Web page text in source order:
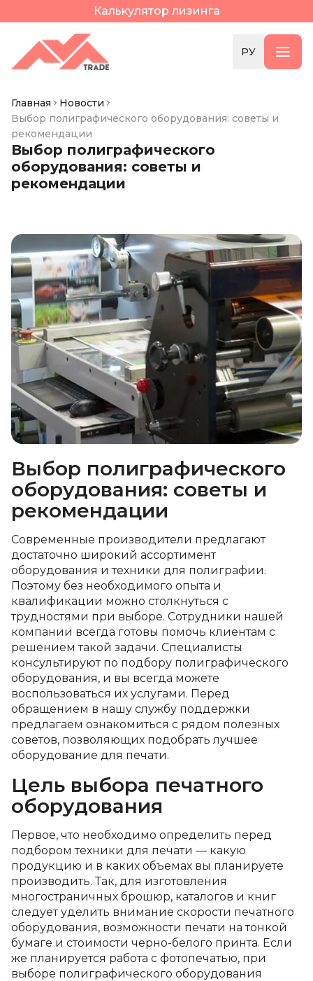
Калькулятор лизинга
РУ
Главная
Новости
Выбор полиграфического оборудования: советы и
рекомендации
Выбор полиграфического
оборудования: советы и
рекомендации
Выбор полиграфического
оборудования: советы и
рекомендации
Современные производители предлагают
достаточно широкий ассортимент
оборудования и техники для полиграфии.
Поэтому без необходимого опыта и
квалификации можно столкнуться с
трудностями при выборе. Сотрудники нашей
компании всегда готовы помочь клиентам с
решением такой задачи. Специалисты
консультируют по подбору полиграфического
оборудования, и вы всегда можете
воспользоваться их услугами. Перед
обращением в нашу службу поддержки
предлагаем ознакомиться с рядом полезных
советов, позволяющих подобрать лучшее
оборудование для печати.
Цель выбора печатного
оборудования
Первое, что необходимо определить перед
подбором техники для печати — какую
продукцию и в каких объемах вы планируете
производить. Так, для изготовления
многостраничных брошюр, каталогов и книг
следует уделить внимание скорости печатного
оборудования, возможности печати на тонкой
бумаге и стоимости черно-белого принта. Если
же планируется работа с фотопечатью, при
выборе полиграфического оборудования